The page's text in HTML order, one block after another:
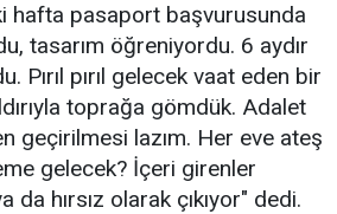
hafta pasaport başvurusunda
tasarım öğreniyordu. 6 aydır
Pırıl pırıl gelecek vaat eden bir
toprağa gömdük. Adalet
geçirilmesi lazım. Her eve ateş
gelecek? İçeri girenler
hırsız olarak çıkıyor" dedi.